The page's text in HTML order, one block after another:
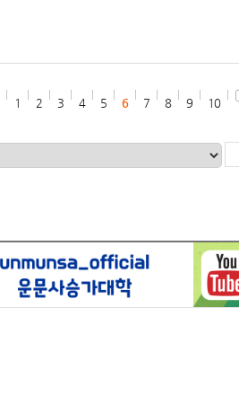
1 2 3 4 5 6 7 8 9 10